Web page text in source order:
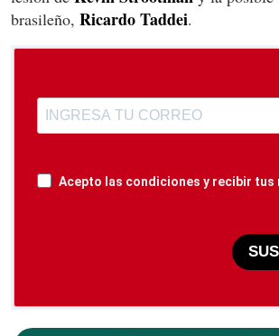
brasileño, Ricardo Taddei.
Acepto las condiciones y recibir tus